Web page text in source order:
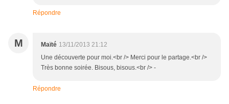
Répondre
M Maïté 13/11/2013 21:12
Une découverte pour moi.<br /> Merci pour le partage.<br />
Très bonne soirée. Bisous, bisous.<br /> -
Répondre